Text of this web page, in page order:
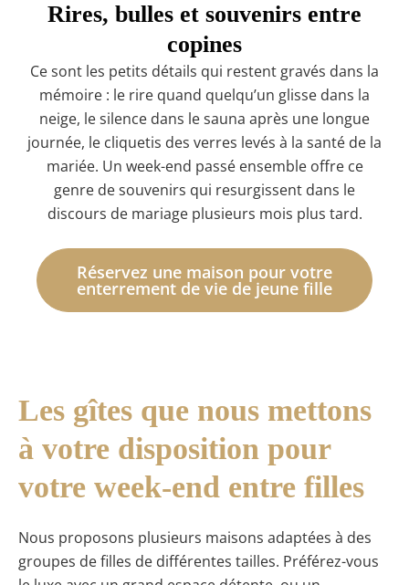
Rires, bulles et souvenirs entre
copines
Ce sont les petits détails qui restent gravés dans la
mémoire : le rire quand quelqu’un glisse dans la
neige, le silence dans le sauna après une longue
journée, le cliquetis des verres levés à la santé de la
mariée. Un week-end passé ensemble offre ce
genre de souvenirs qui resurgissent dans le
discours de mariage plusieurs mois plus tard.
Réservez une maison pour votre
enterrement de vie de jeune fille
Les gîtes que nous mettons
à votre disposition pour
votre week-end entre filles
Nous proposons plusieurs maisons adaptées à des
groupes de filles de différentes tailles. Préférez-vous